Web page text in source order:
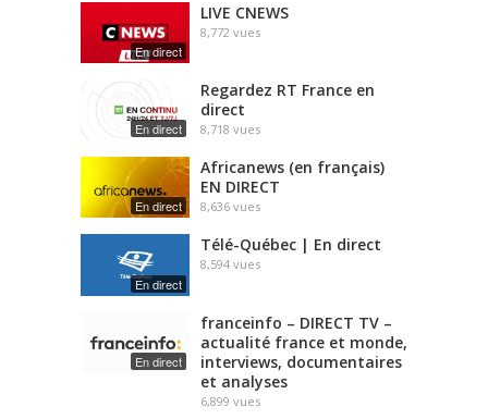
En direct
LIVE CNEWS
8,772 vues
En direct
Regardez RT France en
direct
8,718 vues
En direct
Africanews (en français)
EN DIRECT
8,636 vues
En direct
Télé-Québec | En direct
8,594 vues
En direct
franceinfo – DIRECT TV –
actualité france et monde,
interviews, documentaires
et analyses
6,899 vues